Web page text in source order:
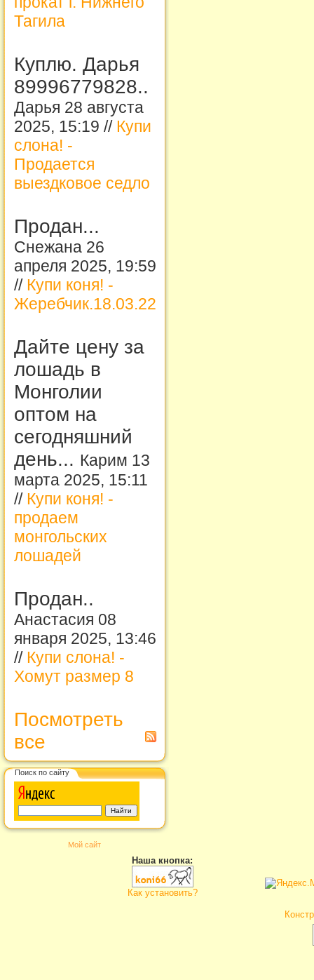
Тагила
Куплю. Дарья
89996779828..
Дарья 28 августа
2025, 15:19 // Купи
слона! -
Продается
выездковое седло
Продан...
Снежана 26
апреля 2025, 19:59
// Купи коня! -
Жеребчик.18.03.22
Дайте цену за
лошадь в
Монголии
оптом на
сегодняшний
день... Карим 13
марта 2025, 15:11
// Купи коня! -
продаем
монгольских
лошадей
Продан..
Анастасия 08
января 2025, 13:46
// Купи слона! -
Хомут размер 8
Посмотреть
все
Поиск по сайту
Мой сайт
Наша кнопка:
Как установить?